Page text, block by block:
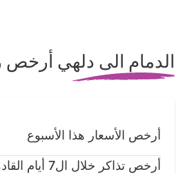
الدمام الى دلهي
أرخص الأسعار هذا الأسبوع
أرخص تذاكر خلال ال7 أيام القادمة